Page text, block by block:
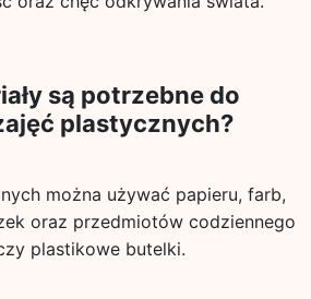
są potrzebne do
plastycznych?
można używać papieru, farb,
oraz przedmiotów codziennego
plastikowe butelki.